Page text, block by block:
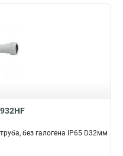
без галогена IP65 D32мм